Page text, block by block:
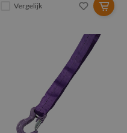
Vergelijk